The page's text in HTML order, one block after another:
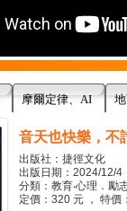
摩爾定律、AI
音天也快樂，不
出版社：捷徑文化
出版日期：2024/12/4
分類：教育‧心理．勵
定價：320 元 ， 特價